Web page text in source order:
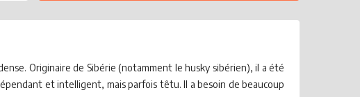
Originaire de Sibérie (notamment le husky sibérien), il a été
et intelligent, mais parfois têtu. Il a besoin de beaucoup